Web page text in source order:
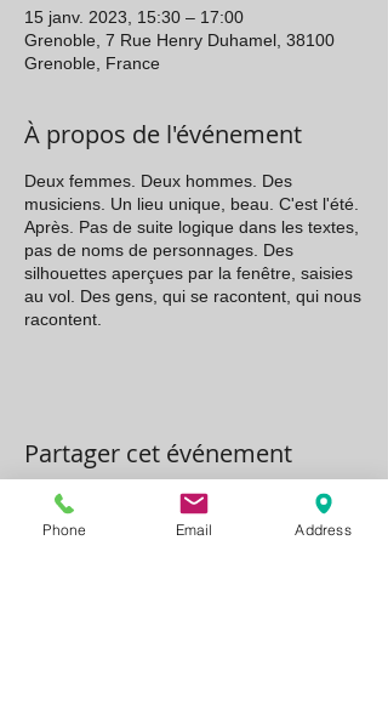
15 janv. 2023, 15:30 – 17:00
Grenoble, 7 Rue Henry Duhamel, 38100
Grenoble, France
À propos de l'événement
Deux femmes. Deux hommes. Des
musiciens. Un lieu unique, beau. C'est l'été.
Après. Pas de suite logique dans les textes,
pas de noms de personnages. Des
silhouettes aperçues par la fenêtre, saisies
au vol. Des gens, qui se racontent, qui nous
racontent. ​
Partager cet événement
Phone Email Address